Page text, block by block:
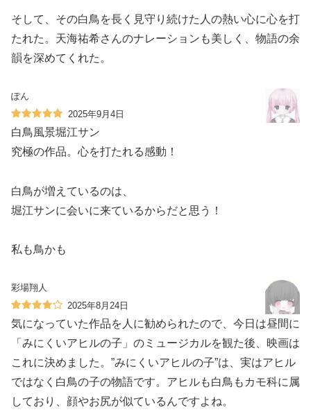
そして、その白鳥を長く見守り続けた人の熱い心に心を打
たれた。天海祐希さんのナレーションも美しく、物語の余
韻を深めてくれた。
ぽん
2025年9月4日
白鳥風景堀江サン
究極の作品。心を打たれる感動！
白鳥が増えているのは、
堀江サンに会いに来ているからだと思う！
私も鳥かも
彩場翔人
2025年8月24日
気になっていた作品を人に勧められたので、今日は昼間に
「みにくいアヒルの子」のミュージカルを観た後、映画は
これに決めました。”みにくいアヒルの子”は、実はアヒル
ではなく白鳥の子の物語です。アヒルも白鳥もカモ科に属
しており、顔やお尻が似ているんですよね。